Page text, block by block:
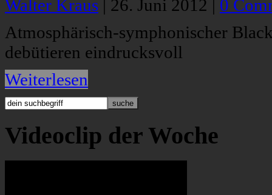
Walter Kraus | 26. Juni 2012 | 0
Atmosphärisch-symphonischer
debütieren eindrucksvoll
Weiterlesen
Videoclip der Woche